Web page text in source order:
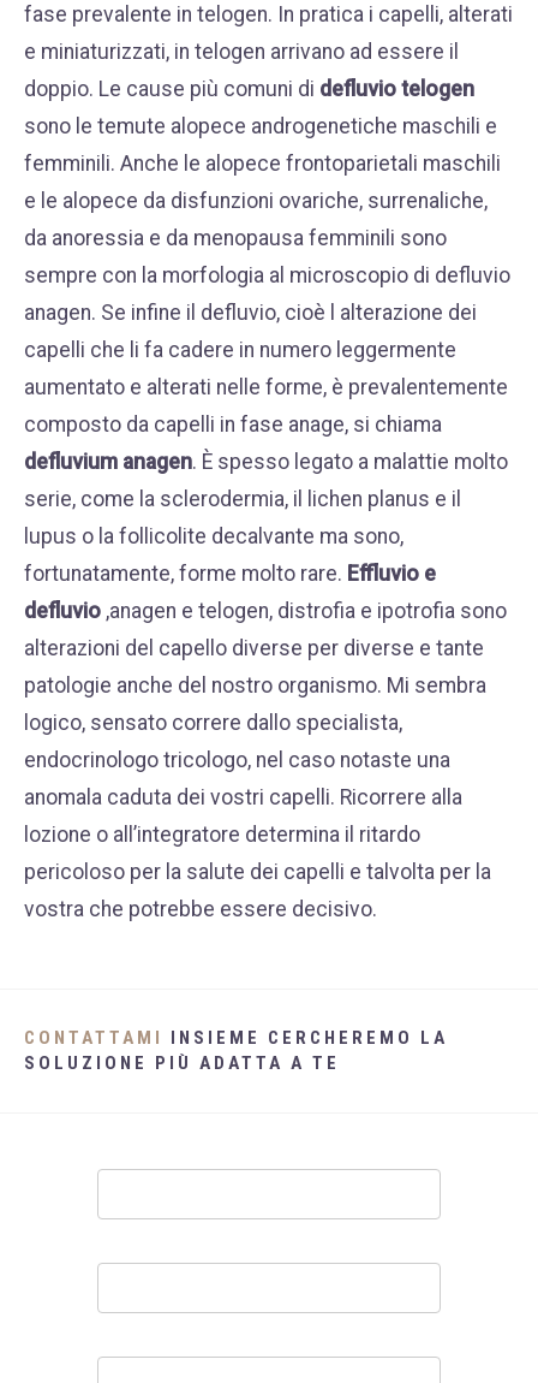
fase prevalente in telogen. In pratica i capelli, alterati
e miniaturizzati, in telogen arrivano ad essere il
doppio. Le cause più comuni di defluvio telogen
sono le temute alopece androgenetiche maschili e
femminili. Anche le alopece frontoparietali maschili
e le alopece da disfunzioni ovariche, surrenaliche,
da anoressia e da menopausa femminili sono
sempre con la morfologia al microscopio di defluvio
anagen. Se infine il defluvio, cioè l alterazione dei
capelli che li fa cadere in numero leggermente
aumentato e alterati nelle forme, è prevalentemente
composto da capelli in fase anage, si chiama
defluvium anagen. È spesso legato a malattie molto
serie, come la sclerodermia, il lichen planus e il
lupus o la follicolite decalvante ma sono,
fortunatamente, forme molto rare. Effluvio e
defluvio ,anagen e telogen, distrofia e ipotrofia sono
alterazioni del capello diverse per diverse e tante
patologie anche del nostro organismo. Mi sembra
logico, sensato correre dallo specialista,
endocrinologo tricologo, nel caso notaste una
anomala caduta dei vostri capelli. Ricorrere alla
lozione o all’integratore determina il ritardo
pericoloso per la salute dei capelli e talvolta per la
vostra che potrebbe essere decisivo.
CONTATTAMI
INSIEME CERCHEREMO LA
SOLUZIONE PIÙ ADATTA A TE
Contatti